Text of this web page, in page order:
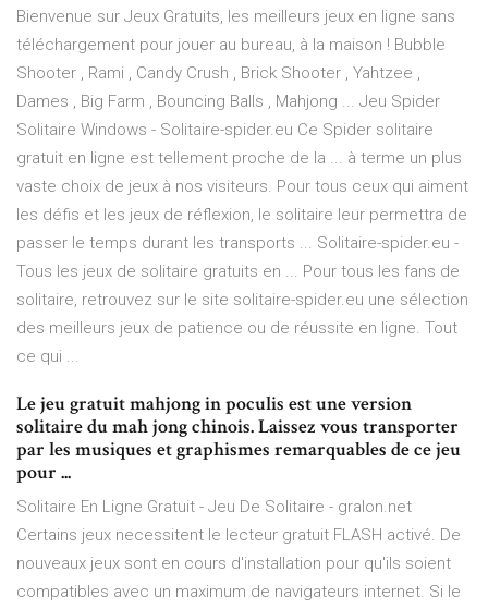
Bienvenue sur Jeux Gratuits, les meilleurs jeux en ligne sans
téléchargement pour jouer au bureau, à la maison ! Bubble
Shooter , Rami , Candy Crush , Brick Shooter , Yahtzee ,
Dames , Big Farm , Bouncing Balls , Mahjong ... Jeu Spider
Solitaire Windows - Solitaire-spider.eu Ce Spider solitaire
gratuit en ligne est tellement proche de la ... à terme un plus
vaste choix de jeux à nos visiteurs. Pour tous ceux qui aiment
les défis et les jeux de réflexion, le solitaire leur permettra de
passer le temps durant les transports ... Solitaire-spider.eu -
Tous les jeux de solitaire gratuits en ... Pour tous les fans de
solitaire, retrouvez sur le site solitaire-spider.eu une sélection
des meilleurs jeux de patience ou de réussite en ligne. Tout
ce qui ...
Le jeu gratuit mahjong in poculis est une version
solitaire du mah jong chinois. Laissez vous transporter
par les musiques et graphismes remarquables de ce jeu
pour ...
Solitaire En Ligne Gratuit - Jeu De Solitaire - gralon.net
Certains jeux necessitent le lecteur gratuit FLASH activé. De
nouveaux jeux sont en cours d'installation pour qu'ils soient
compatibles avec un maximum de navigateurs internet. Si le